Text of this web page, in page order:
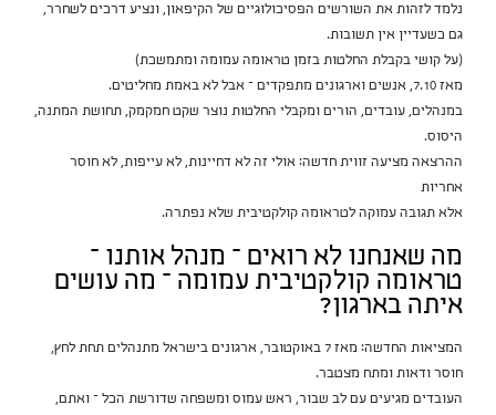
נלמד לזהות את השורשים הפסיכולוגיים של הקיפאון, ונציע דרכים לשחרר,
גם כשעדיין אין תשובות.
(על קושי בקבלת החלטות בזמן טראומה עמומה ומתמשכת)
מאז 7.10, אנשים וארגונים מתפקדים – אבל לא באמת מחליטים.
במנהלים, עובדים, הורים ומקבלי החלטות נוצר שקט חמקמק, תחושת המתנה,
היסוס.
ההרצאה מציעה זווית חדשה: אולי זה לא דחיינות, לא עייפות, לא חוסר
אחריות
אלא תגובה עמוקה לטראומה קולקטיבית שלא נפתרה.
מה שאנחנו לא רואים – מנהל אותנו –
טראומה קולקטיבית עמומה – מה עושים
איתה בארגון?
המציאות החדשה: מאז 7 באוקטובר, ארגונים בישראל מתנהלים תחת לחץ,
חוסר ודאות ומתח מצטבר.
העובדים מגיעים עם לב שבור, ראש עמוס ומשפחה שדורשת הכל – ואתם,